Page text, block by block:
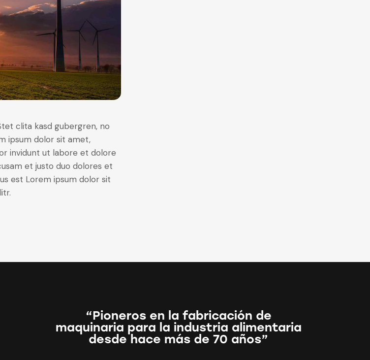
clita kasd gubergren, no
ipsum dolor sit amet,
invidunt ut labore et dolore
et justo duo dolores et
est Lorem ipsum dolor sit
“Pioneros en la fabricación de
maquinaria para la industria alimentaria
desde hace más de 70 años”